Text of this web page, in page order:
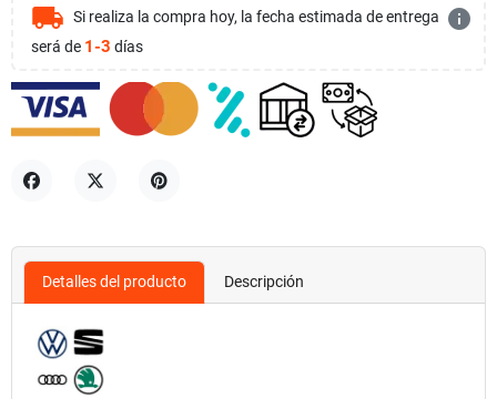
local_shipping Si realiza la compra hoy, la fecha estimada de entrega
será de 1-3 días
info
Detalles del producto Descripción